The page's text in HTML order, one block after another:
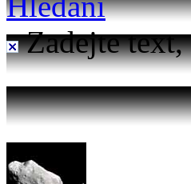
Zadejte text,